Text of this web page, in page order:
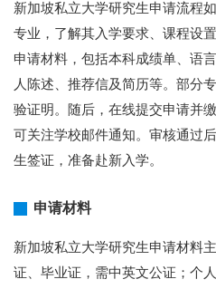
新加坡私立大学研究生申请流程
专业，了解其入学要求、课程设
申请材料，包括本科成绩单、语
人陈述、推荐信及简历等。部分
验证明。随后，在线提交申请并
可关注学校邮件通知。审核通过
生签证，准备赴新入学。
申请材料
新加坡私立大学研究生申请材料
证、毕业证，需中英文公证；个